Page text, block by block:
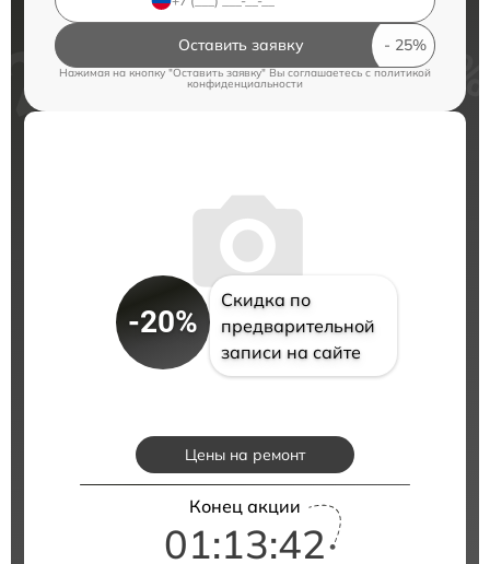
Оставить заявку
Нажимая на кнопку "Оставить заявку" Вы соглашаетесь c политикой
конфиденциальности
-20%
Скидка по
предварительной
записи на сайте
Цены на ремонт
Конец акции
01:13:41